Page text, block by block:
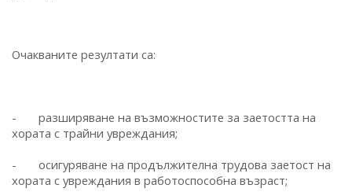
Очакваните резултати са:
- разширяване на възможностите за заетостта на
хората с трайни увреждания;
- осигуряване на продължителна трудова заетост на
хората с увреждания в работоспособна възраст;